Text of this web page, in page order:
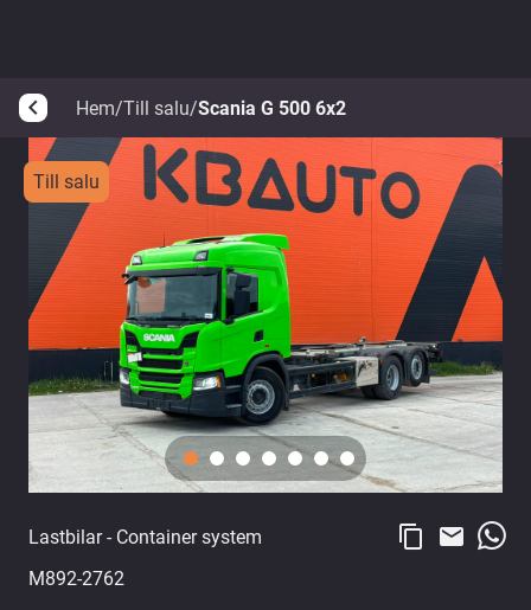
arrow_back_ios Hem/Till salu/Scania G 500 6x2
Till salu
Lastbilar- Container system
M892-2762
content_copy email